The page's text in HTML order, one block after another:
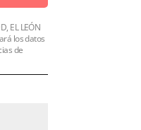
EL LEÓN
los datos
de